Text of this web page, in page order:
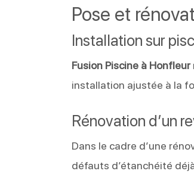
Pose et
Installation sur
Fusion Piscine à Honfleur
installation ajustée à la
Rénovation d’un
Dans le cadre d’une
défauts d’étanchéité